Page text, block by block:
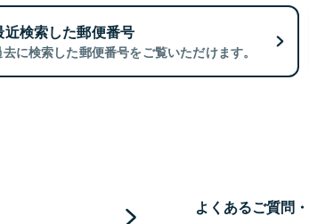
近検索した郵便番号
に検索した郵便番号をご覧いただけます。
よくあるご質問